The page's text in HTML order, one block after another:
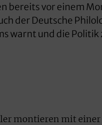
bereits vor einem
der Deutsche
warnt und die
montieren mit